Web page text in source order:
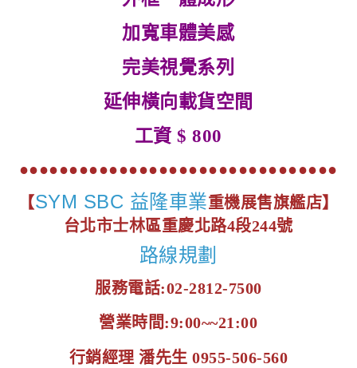
加寬車體美感
完美視覺系列
延伸橫向載貨空間
工資 $ 800
●●●●●●●●●●●●●●●●●●●●●●●●●●●●●●●●
【SYM SBC 益隆車業重機展售旗艦店】
台北市士林區重慶北路4段244號
路線規劃
服務電話:02-2812-7500
營業時間:9:00~~21:00
行銷經理 潘先生 0955-506-560